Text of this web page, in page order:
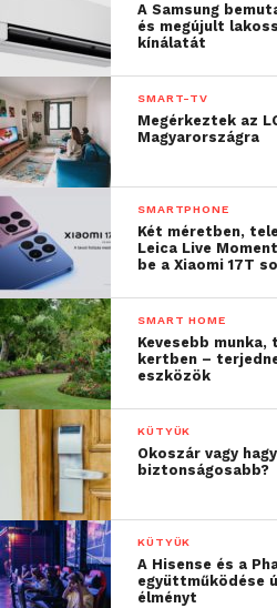
A Samsung
és megújult
kínálatát
SMART-TV
Megérkeztek az
Magyarországra
SMARTPHONE
Két méretben,
Leica Live
be a Xiaomi 17T
SMART HOME
Kevesebb
kertben –
eszközök
KÜTYÜK
Okoszár vagy
biztonságosabb?
KÜTYÜK
A Hisense és a
együttműködése
élményt